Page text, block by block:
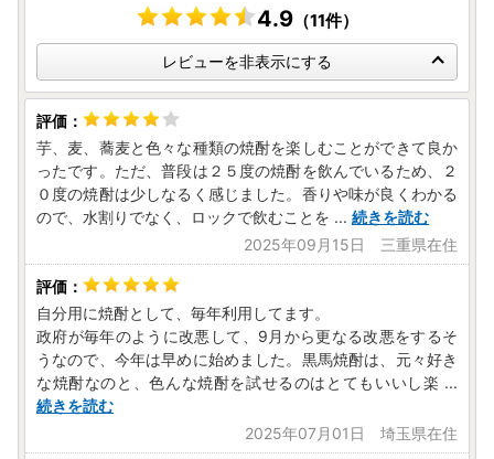
年1月1日までに名前や住所等（電話番号を除く）の変更があ
「申請事項変更届出書」
「自治体マイページ」よりオンラインでの手続きも可能で
なお、「申請事項変更出書」はワンストップ特例申請におい
てのみ適用されます。「返礼品送付先」の変更はされません
ので、ご注意ください。
●自治体マイページをご活用ください
「自治体マイページ」では『オンラインワンストップ特例申
請』『配送状況の確認』など以下の機能をご利用いただけま
すので、是非、ご活用ください。
「自治体マイページ」で出来ること
・寄附状況などの確認
・お礼の品配送状況の確認
・寄附金証明書XMLデータのダウンロード
・各種情報の変更
4.9（11件）
レビューを非表示にする
芋、麦、蕎麦と色々な種類の焼酎を楽しむことができて良か
ったです。ただ、普段は２５度の焼酎を飲んでいるため、２
０度の焼酎は少しなるく感じました。香りや味が良くわかる
ので、水割りでなく、ロックで飲むことを ... 続きを読む
2025年09月15日 三重県在住
自分用に焼酎として、毎年利用してます。
政府が毎年のように改悪して、9月から更なる改悪をするそ
うなので、今年は早めに始めました。黒馬焼酎は、元々好き
な焼酎なのと、色んな焼酎を試せるのはとてもいいし楽 ...
続きを読む
2025年07月01日 埼玉県在住